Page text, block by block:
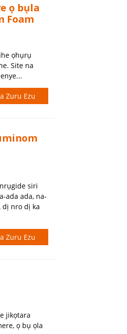
ọ bụla
Foam
ọhụrụ
Site na
Zuru Ezu
siri
ada ada, na-
dị nro dị ka
Zuru Ezu
jikọtara
ọ bụ ọla